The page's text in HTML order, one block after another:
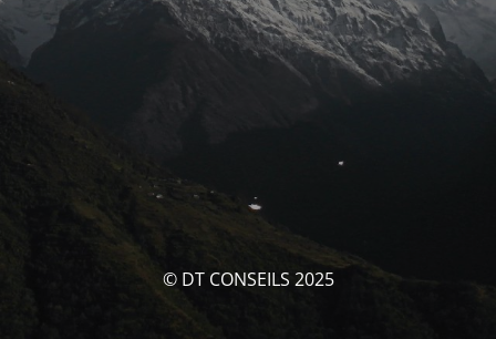
© DT CONSEILS 2025